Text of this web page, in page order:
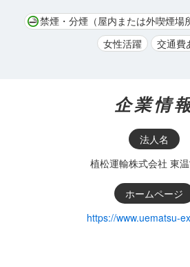
禁煙・分煙（屋内または外喫煙場
女性活躍
交通費
企業情
法人名
植松運輸株式会社 東
ホームページ
https://www.uematsu-